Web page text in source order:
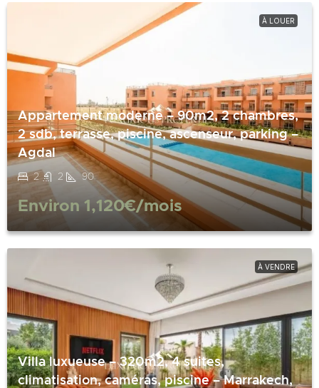
À LOUER
Appartement moderne – 90m2, 2 chambres,
2 sdb, terrasse, piscine, ascenseur, parking –
Agdal
2 2 90
Environ 1,120€/mois
À VENDRE
Villa luxueuse – 320m2, 4 suites,
climatisation, caméras, piscine – Marrakech,